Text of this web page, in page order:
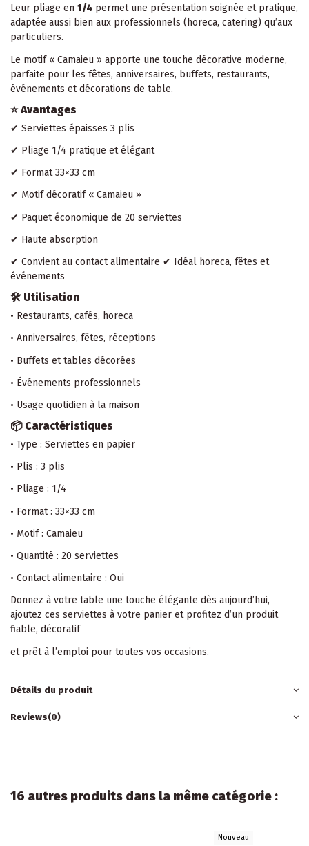
Leur pliage en 1/4 permet une présentation soignée et pratique,
adaptée aussi bien aux professionnels (horeca, catering) qu’aux
particuliers.
Le motif « Camaieu » apporte une touche décorative moderne,
parfaite pour les fêtes, anniversaires, buffets, restaurants,
événements et décorations de table.
⭐Avantages
✔ Serviettes épaisses 3 plis
✔ Pliage 1/4 pratique et élégant
✔ Format 33×33 cm
✔ Motif décoratif « Camaieu »
✔ Paquet économique de 20 serviettes
✔ Haute absorption
✔ Convient au contact alimentaire ✔ Idéal horeca, fêtes et
événements
🛠 Utilisation
• Restaurants, cafés, horeca
• Anniversaires, fêtes, réceptions
• Buffets et tables décorées
• Événements professionnels
• Usage quotidien à la maison
📦 Caractéristiques
• Type : Serviettes en papier
• Plis : 3 plis
• Pliage : 1/4
• Format : 33×33 cm
• Motif : Camaieu
• Quantité : 20 serviettes
• Contact alimentaire : Oui
Donnez à votre table une touche élégante dès aujourd’hui,
ajoutez ces serviettes à votre panier et profitez d’un produit
fiable, décoratif
et prêt à l’emploi pour toutes vos occasions.
Détails du produit
Reviews(0)
16 autres produits dans la même catégorie :